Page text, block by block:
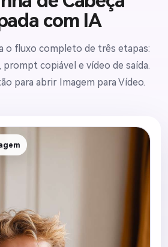
com IA
o fluxo completo de três etapas:
prompt copiável e vídeo de saída.
para abrir Imagem para Vídeo.